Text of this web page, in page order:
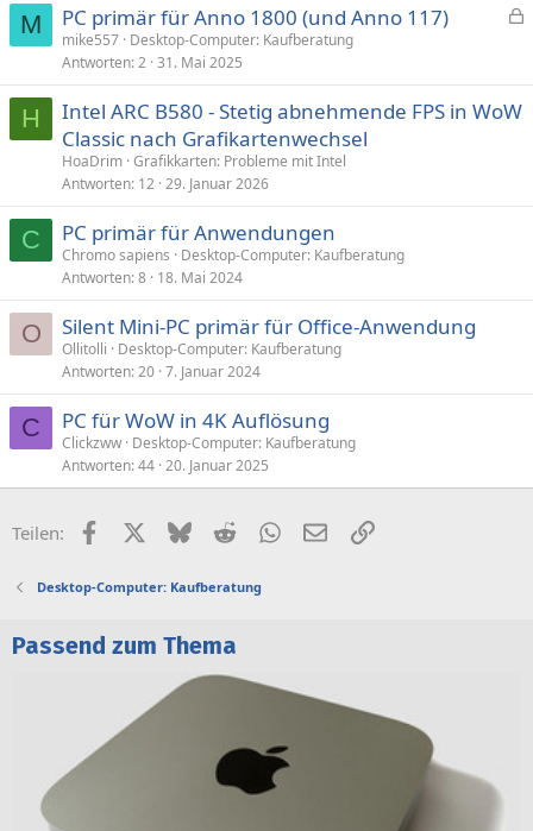
M
p
PC primär für Anno 1800 (und Anno 117)
mike557 Desktop-Computer: Kaufberatung
Antworten 2 31. Mai 2025
H
Intel ARC B580 - Stetig abnehmende FPS in WoW
Classic nach Grafikartenwechsel
HoaDrim Grafikkarten: Probleme mit Intel
Antworten 12 29. Januar 2026
C PC primär für Anwendungen
Chromo sapiens
Desktop-Computer: Kaufberatung
Antworten 8 18. Mai 2024
O Silent Mini-PC primär für Office-Anwendung
Ollitolli
Desktop-Computer: Kaufberatung
Antworten 20 7. Januar 2024
C PC für WoW in 4K Auflösung
Clickzww Desktop-Computer: Kaufberatung
Antworten 44 20. Januar 2025
Teilen: FacebookX (Twitter)
BlueskyRedditWhatsApp
E-MailLink
Desktop-Computer: Kaufberatung
Passend zum Thema